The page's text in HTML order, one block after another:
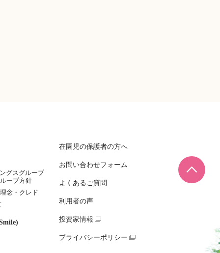
ページ
グスグループ
ープ方針
念・クレド
在園児の保護者の方へ
お問い合わせフォーム
よくあるご質問
利用者の声
投資家情報
プライバシーポリシー